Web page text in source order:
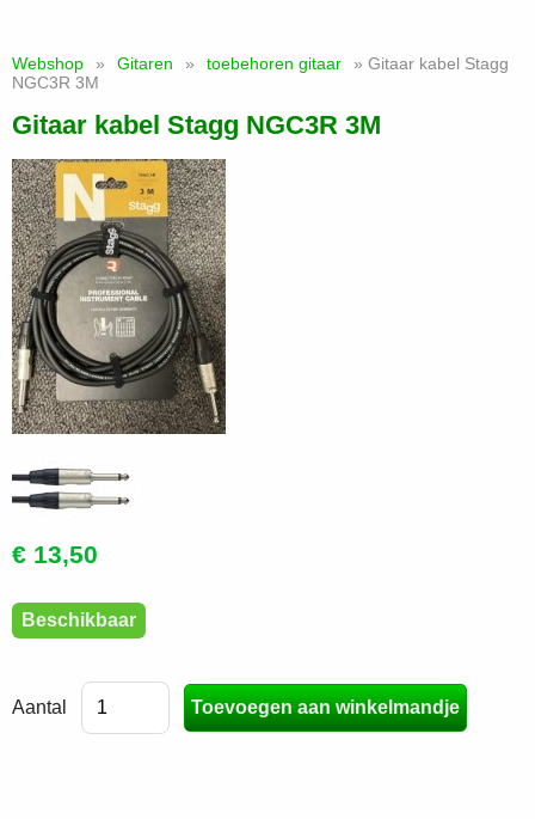
Webshop » Gitaren » toebehoren gitaar
» Gitaar kabel Stagg
NGC3R 3M
Gitaar kabel Stagg NGC3R 3M
€ 13,50
Beschikbaar
Aantal